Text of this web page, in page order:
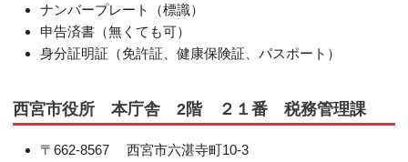
ナンバープレート（標識）
申告済書（無くても可）
身分証明証（免許証、健康保険証、パスポート）
西宮市役所 本庁舎 2階 ２１番 税務管理課
〒662-8567 西宮市六湛寺町10-3